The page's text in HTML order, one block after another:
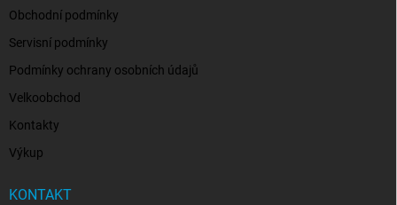
Obchodní podmínky
Servisní podmínky
Podmínky ochrany osobních údajů
Velkoobchod
Kontakty
Výkup
KONTAKT